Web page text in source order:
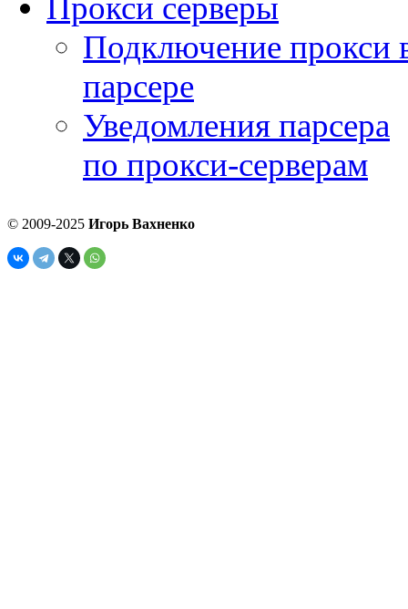
Прокси серверы
Подключение прокси
парсере
Уведомления парсера
по прокси-серверам
© 2009-2025 Игорь Вахненко